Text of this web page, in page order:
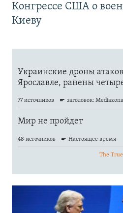
Конгрессе США о
Киеву